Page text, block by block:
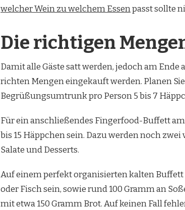
welcher Wein zu welchem Essenpasst sollte
Die richtigen
Damit alle Gäste satt werden, jedoch am
richten Mengen eingekauft werden. Planen
Begrüßungsumtrunk pro Person 5 bis 7
Für ein anschließendes Fingerfood-Buffett
bis 15 Häppchen sein. Dazu werden noch
Salate und Desserts.
Auf einem perfekt organisierten kalten
oder Fisch sein, sowie rund 100 Gramm an
mit etwa 150 Gramm Brot. Auf keinen Fall